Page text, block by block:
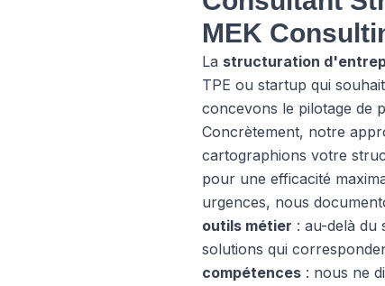
MEK
La structuration
TPE ou startup qui
concevons le pilotage de
Concrètement, notre
cartographions votre
pour une efficacité
urgences, nous
outils métier : au-delà du
solutions qui
compétences : nous ne